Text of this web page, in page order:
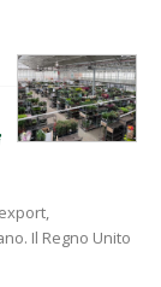
Il Regno Unito